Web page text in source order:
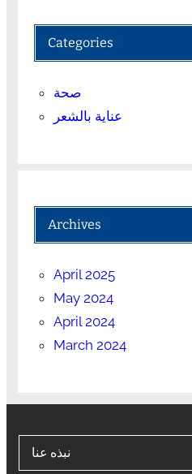
Categories
صحة
عناية بالشعر
Archives
April 2025
May 2024
April 2024
March 2024
نبذه عنا